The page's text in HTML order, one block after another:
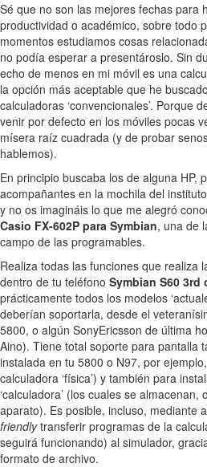
Sé que no son las mejores fechas para
productividad o académico, sobre todo
momentos estudiamos cosas
no podía esperar a presentároslo. Sin
echo de menos en mi móvil es una
la opción más aceptable que he
calculadoras ‘convencionales’. Porque
venir por defecto en los móviles pocas
mísera raíz cuadrada (y de probar
hablemos).
En principio buscaba los de alguna HP,
acompañantes en la mochila del
y no os imagináis lo que me alegró
Casio FX-602P para Symbian, una de
campo de las programables.
Realiza todas las funciones que realiza
dentro de tu teléfono Symbian S60 3rd
prácticamente todos los modelos
deberían soportarla, desde el
5800, o algún SonyEricsson de última
Aino). Tiene total soporte para pantalla
instalada en tu 5800 o N97, por
calculadora ‘física’) y también para
‘calculadora’ (los cuales se
aparato). Es posible, incluso, mediante
friendlytransferir programas de la
seguirá funcionando) al simulador,
formato de archivo.